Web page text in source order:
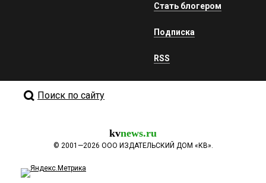
Стать блогером
Подписка
RSS
Поиск по сайту
kvnews.ru
© 2001—2026 ООО ИЗДАТЕЛЬСКИЙ ДОМ «КВ».